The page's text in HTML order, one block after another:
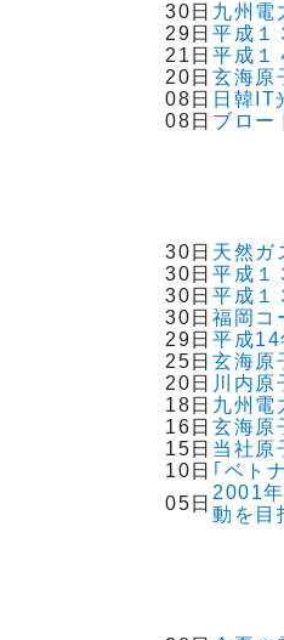
30日 九州電
29日 平成
21日 平成
20日 玄海原
08日 日韓IT
08日 ブロー
30日 天然ガ
30日 平成
30日 平成
30日 福岡コ
29日 平成
25日 玄海原
20日 川内
18日 九州電
16日 玄海原
15日 当社原
10日 ｢ベト
05日
2001
動を